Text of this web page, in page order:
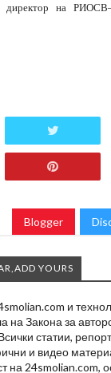
директор на
Blogger
YOURS
и
на Закона за
статии,
и видео
на 24smolian.com,